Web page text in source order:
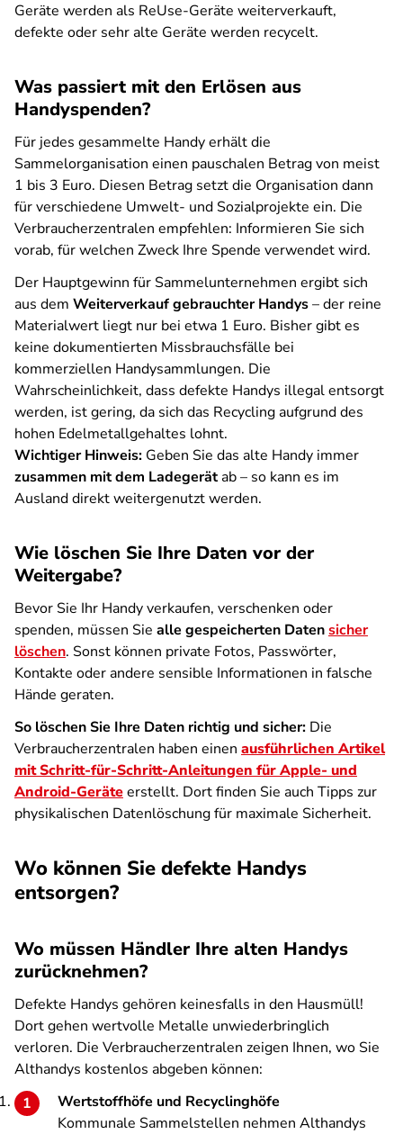
Geräte werden als ReUse-Geräte weiterverkauft,
defekte oder sehr alte Geräte werden recycelt.
Was passiert mit den Erlösen aus
Handyspenden?
Für jedes gesammelte Handy erhält die
Sammelorganisation einen pauschalen Betrag von meist
1 bis 3 Euro. Diesen Betrag setzt die Organisation dann
für verschiedene Umwelt- und Sozialprojekte ein. Die
Verbraucherzentralen empfehlen: Informieren Sie sich
vorab, für welchen Zweck Ihre Spende verwendet wird.
Der Hauptgewinn für Sammelunternehmen ergibt sich
aus dem Weiterverkauf gebrauchter Handys– der reine
Materialwert liegt nur bei etwa 1 Euro. Bisher gibt es
keine dokumentierten Missbrauchsfälle bei
kommerziellen Handysammlungen. Die
Wahrscheinlichkeit, dass defekte Handys illegal entsorgt
werden, ist gering, da sich das Recycling aufgrund des
hohen Edelmetallgehaltes lohnt.
Wichtiger Hinweis: Geben Sie das alte Handy immer
zusammen mit dem Ladegerätab – so kann es im
Ausland direkt weitergenutzt werden.
Wie löschen Sie Ihre Daten vor der
Weitergabe?
Bevor Sie Ihr Handy verkaufen, verschenken oder
spenden, müssen Sie alle gespeicherten Datensicher
löschen. Sonst können private Fotos, Passwörter,
Kontakte oder andere sensible Informationen in falsche
Hände geraten.
So löschen Sie Ihre Daten richtig und sicher: Die
Verbraucherzentralen haben einen ausführlichen Artikel
mit Schritt-für-Schritt-Anleitungen für Apple- und
Android-Geräteerstellt. Dort finden Sie auch Tipps zur
physikalischen Datenlöschung für maximale Sicherheit.
Wo können Sie defekte Handys
entsorgen?
Wo müssen Händler Ihre alten Handys
zurücknehmen?
Defekte Handys gehören keinesfalls in den Hausmüll!
Dort gehen wertvolle Metalle unwiederbringlich
verloren. Die Verbraucherzentralen zeigen Ihnen, wo Sie
Althandys kostenlos abgeben können:
Wertstoffhöfe und Recyclinghöfe
Kommunale Sammelstellen nehmen Althandys